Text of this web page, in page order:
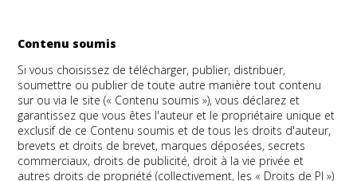
Contenu soumis
Si vous choisissez de télécharger, publier, distribuer,
soumettre ou publier de toute autre manière tout contenu
sur ou via le site (« Contenu soumis »), vous déclarez et
garantissez que vous êtes l'auteur et le propriétaire unique et
exclusif de ce Contenu soumis et de tous les droits d'auteur,
brevets et droits de brevet, marques déposées, secrets
commerciaux, droits de publicité, droit à la vie privée et
autres droits de propriété (collectivement, les « Droits de PI »)